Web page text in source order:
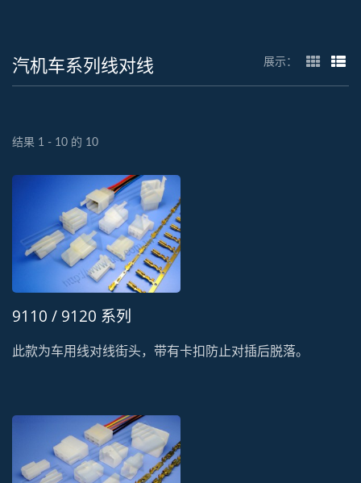
汽机车系列线对线 展示：
结果 1 - 10 的 10
9110 / 9120 系列
此款为车用线对线街头，带有卡扣防止对插后脱落。